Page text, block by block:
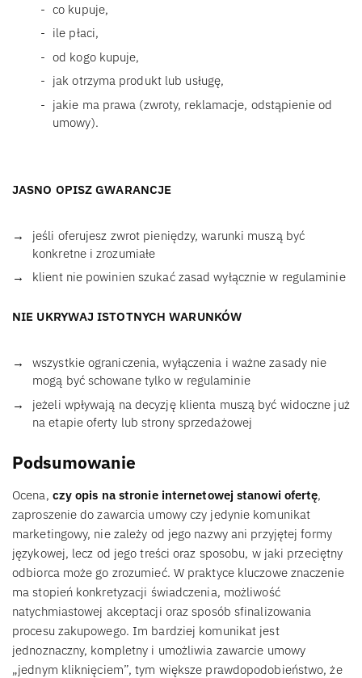
co kupuje,
ile płaci,
od kogo kupuje,
jak otrzyma produkt lub usługę,
jakie ma prawa (zwroty, reklamacje, odstąpienie od
umowy).
JASNO OPISZ GWARANCJE
jeśli oferujesz zwrot pieniędzy, warunki muszą być
konkretne i zrozumiałe
klient nie powinien szukać zasad wyłącznie w regulaminie
NIE UKRYWAJ ISTOTNYCH WARUNKÓW
wszystkie ograniczenia, wyłączenia i ważne zasady nie
mogą być schowane tylko w regulaminie
jeżeli wpływają na decyzję klienta muszą być widoczne już
na etapie oferty lub strony sprzedażowej
Podsumowanie
Ocena, czy opis na stronie internetowej stanowi ofertę,
zaproszenie do zawarcia umowy czy jedynie komunikat
marketingowy, nie zależy od jego nazwy ani przyjętej formy
językowej, lecz od jego treści oraz sposobu, w jaki przeciętny
odbiorca może go zrozumieć. W praktyce kluczowe znaczenie
ma stopień konkretyzacji świadczenia, możliwość
natychmiastowej akceptacji oraz sposób sfinalizowania
procesu zakupowego. Im bardziej komunikat jest
jednoznaczny, kompletny i umożliwia zawarcie umowy
„jednym kliknięciem”, tym większe prawdopodobieństwo, że